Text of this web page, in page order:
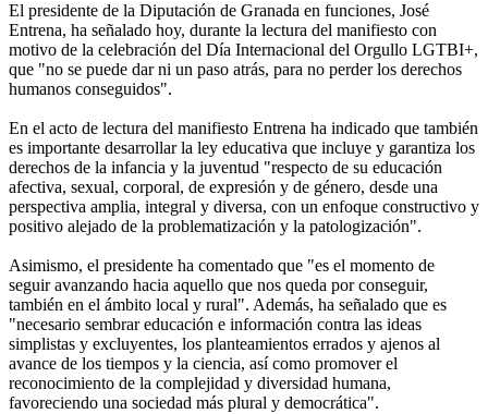
El presidente de la Diputación de Granada en funciones, José
Entrena, ha señalado hoy, durante la lectura del manifiesto con
motivo de la celebración del Día Internacional del Orgullo LGTBI+,
que "no se puede dar ni un paso atrás, para no perder los derechos
humanos conseguidos".
En el acto de lectura del manifiesto Entrena ha indicado que también
es importante desarrollar la ley educativa que incluye y garantiza los
derechos de la infancia y la juventud "respecto de su educación
afectiva, sexual, corporal, de expresión y de género, desde una
perspectiva amplia, integral y diversa, con un enfoque constructivo y
positivo alejado de la problematización y la patologización".
Asimismo, el presidente ha comentado que "es el momento de
seguir avanzando hacia aquello que nos queda por conseguir,
también en el ámbito local y rural". Además, ha señalado que es
"necesario sembrar educación e información contra las ideas
simplistas y excluyentes, los planteamientos errados y ajenos al
avance de los tiempos y la ciencia, así como promover el
reconocimiento de la complejidad y diversidad humana,
favoreciendo una sociedad más plural y democrática".